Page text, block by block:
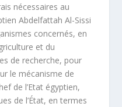
nécessaires au
Abdelfattah Al-Sissi
concernés, en
et du
de recherche, pour
le mécanisme de
de l’Etat égyptien,
de l’État, en termes